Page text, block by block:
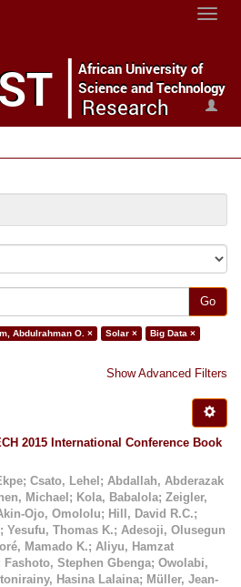
Toggle
Go
Abdulrahman O. × Solar ×
Big Data ×
Show Advanced Filters
2015 International Conference Book
; Csato, Lehel ; Abdallah, Abderazak
Michael ; Kola, Babalola; Zeigler,
Ojo, Omololu; Hill, David R.C.;
; Yesufu, Thomas K.; Adesoji, Olusegun
Mamado K.; Aliyu, Hamzat
Fashoto, Stephen Gbenga; Owolabi,
Hasina Lalaina; Müller, Jean-